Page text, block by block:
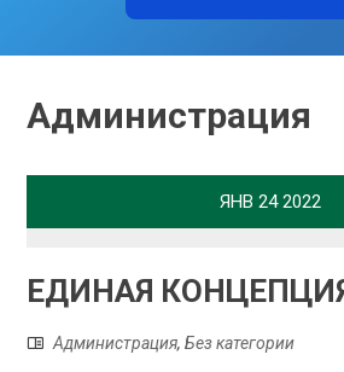
Администрация
ЯНВ 24 2022
ЕДИНАЯ
Администрация,Без категории